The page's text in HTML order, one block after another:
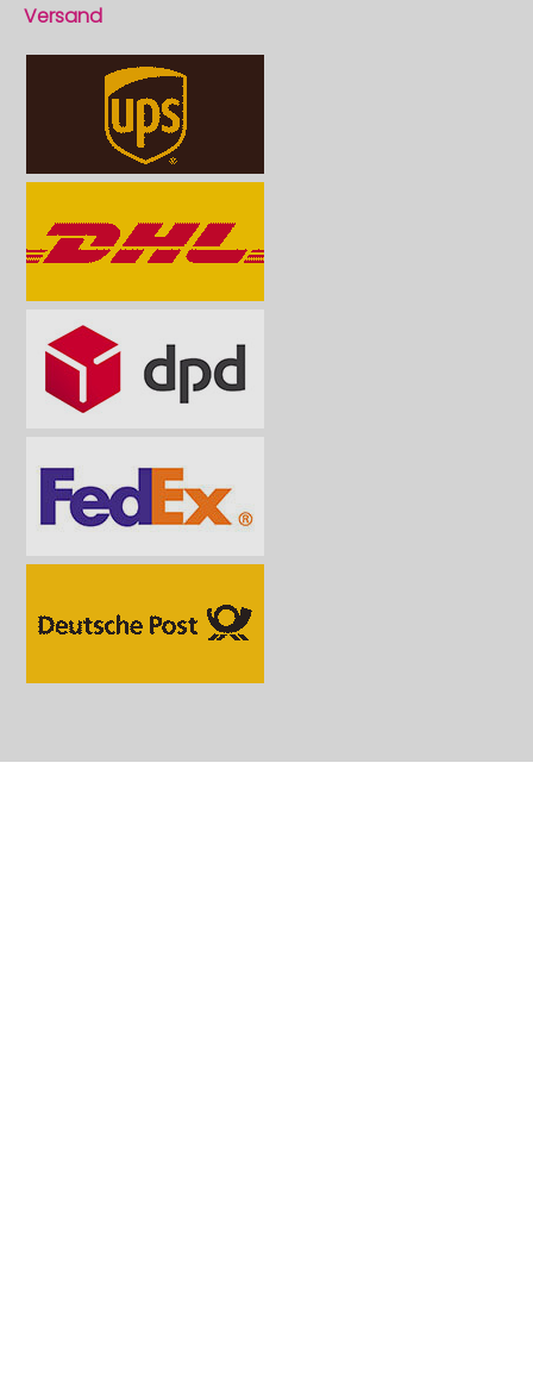
Versand